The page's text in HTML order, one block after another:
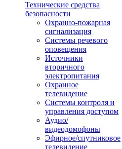
Технические средства
безопасности
Охранно-пожарная
сигнализация
Системы речевого
оповещения
Источники
вторичного
электропитания
Охранное
телевидение
Системы контроля и
управления доступом
Аудио/
видеодомофоны
Эфирное/спутниковое
телевидение